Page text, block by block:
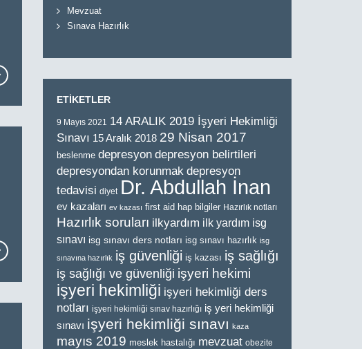
Mevzuat
Sınava Hazırlık
ETİKETLER
9 Mayıs 2021
14 ARALIK 2019 İşyeri Hekimliği
Sınavı 15 Aralık 2018 29 Nisan 2017
beslenme depresyon depresyon belirtileri
depresyondan korunmak depresyon
tedavisi diyet Dr. Abdullah İnan
ev kazaları ev kazası first aid hap bilgiler Hazırlık notları
Hazırlık soruları ilkyardım ilk yardım isg
sınavı isg sınavı ders notları isg sınavı hazırlık isg
sınavına hazırlık iş güvenliği iş kazası iş sağlığı
iş sağlığı ve güvenliği işyeri hekimi
işyeri hekimliği işyeri hekimliği ders
notları işyeri hekimliği sınav hazırlığı iş yeri hekimliği
sınavı işyeri hekimliği sınavı kaza
mayıs 2019 meslek hastalığı mevzuat obezite